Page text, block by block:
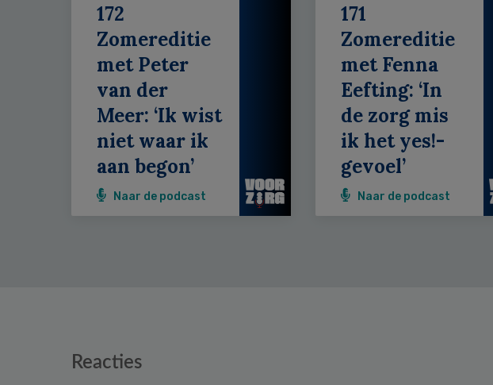
172
Zomereditie
met Peter
van der
Meer: ‘Ik wist
niet waar ik
aan begon’
Naar de podcast
171
Zomereditie
met Fenna
Eefting: ‘In
de zorg mis
ik het yes!-
gevoel’
Naar de podcast
Reacties